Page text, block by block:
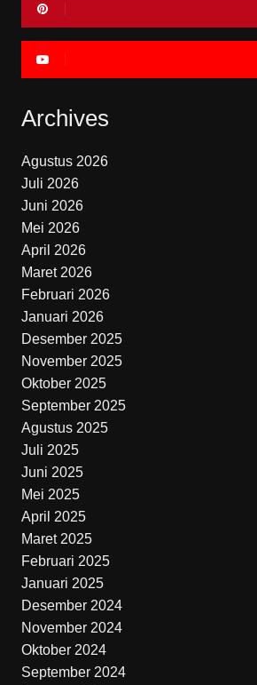
Archives
Agustus 2026
Juli 2026
Juni 2026
Mei 2026
April 2026
Maret 2026
Februari 2026
Januari 2026
Desember 2025
November 2025
Oktober 2025
September 2025
Agustus 2025
Juli 2025
Juni 2025
Mei 2025
April 2025
Maret 2025
Februari 2025
Januari 2025
Desember 2024
November 2024
Oktober 2024
September 2024